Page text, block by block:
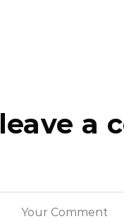
leave a